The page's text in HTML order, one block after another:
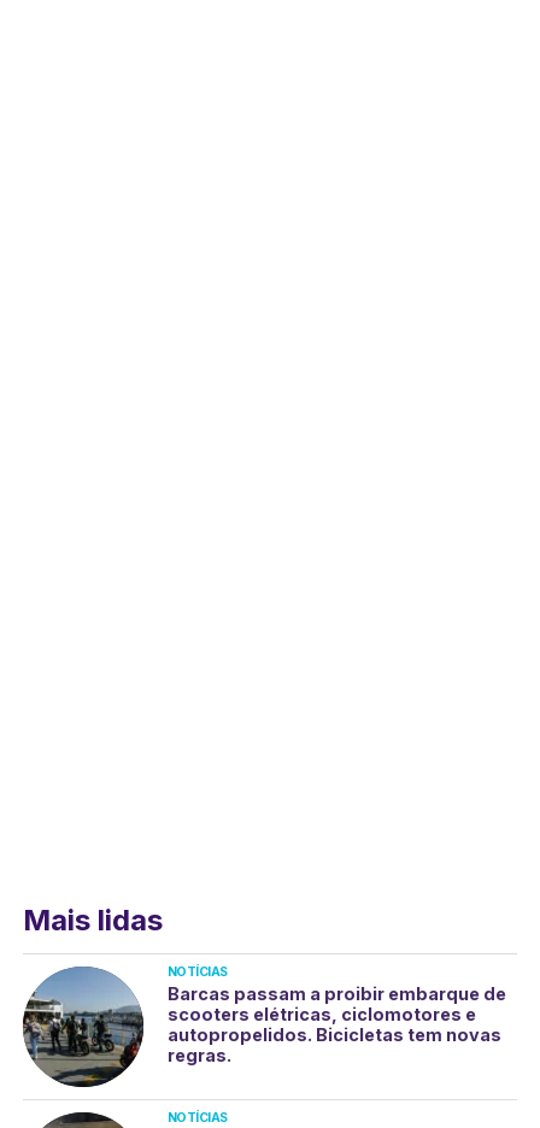
Mais lidas
NOTÍCIAS
Barcas passam a proibir embarque de
scooters elétricas, ciclomotores e
autopropelidos. Bicicletas tem novas
regras.
NOTÍCIAS